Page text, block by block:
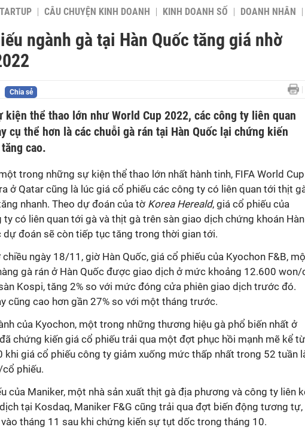
CÂU CHUYỆN KINH DOANH KINH DOANH SỐ DOANH NHÂN
ngành gà tại Hàn Quốc tăng giá nhờ
Chia sẻ
kiện thể thao lớn như World Cup 2022, các công ty liên quan
cụ thể hơn là các chuỗi gà rán tại Hàn Quốc lại chứng kiến
cao.
trong những sự kiện thể thao lớn nhất hành tinh, FIFA World Cup
ở Qatar cũng là lúc giá cổ phiếu các công ty có liên quan tới thịt
nhanh. Theo dự đoán của tờ Korea Hereald, giá cổ phiếu của
ty có liên quan tới gà và thịt gà trên sàn giao dịch chứng khoán Hàn
dự đoán sẽ còn tiếp tục tăng trong thời gian tới.
ngày 18/11, giờ Hàn Quốc, giá cổ phiếu của Kyochon F&B,
gà rán ở Hàn Quốc được giao dịch ở mức khoảng 12.600 won/
Kospi, tăng 2% so với mức đóng cửa phiên giao dịch trước đó.
cũng cao hơn gần 27% so với một tháng trước.
của Kyochon, một trong những thương hiệu gà phổ biến nhất ở
chứng kiến giá cổ phiếu trải qua một đợt phục hồi mạnh mẽ kể từ
khi giá cổ phiếu công ty giảm xuống mức thấp nhất trong 52 tuần
phiếu.
của Maniker, một nhà sản xuất thịt gà địa phương và công ty liên
tại Kosdaq, Maniker F&G cũng trải qua đợt biến động tương tự,
tháng 11 sau khi chứng kiến sự tụt dốc trong tháng 10.